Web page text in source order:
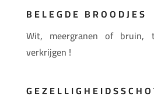
BELEGDE BROODJES
Wit, meergranen of bruin,
verkrijgen !